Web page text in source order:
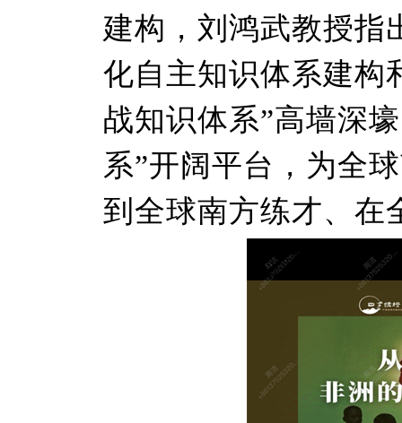
建构，刘鸿武教授指
化自主知识体系建构
战知识体系”高墙深
系”开阔平台，为全
到全球南方练才、在